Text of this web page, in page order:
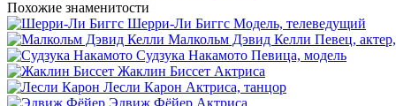
Похожие знаменитости
Шерри-Ли Биггс Модель, телеведущий
Малкольм Дэвид Келли Певец,
Судзука Накамото Певица, модель
Жаклин Биссет Актриса
Лесли Карон Актриса, танцор